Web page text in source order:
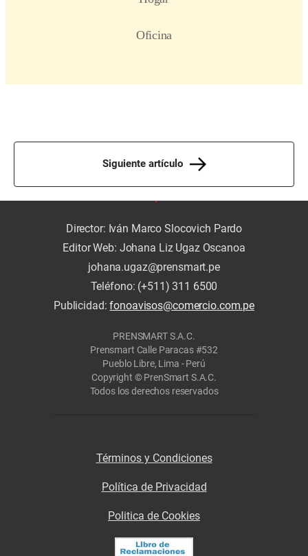
Siguiente artículo
Director: Iván Marco Slocovich Pardo
Editor Web: Johana Liz Ugaz Oscanoa
johana.ugaz@prensmart.pe
Teléfono: (+511) 311 6500
Publicidad:fonoavisos@comercio.com.pe
PRENSMART S.A.C.
Prensmart Calle Paracas #532
Pueblo Libre, Lima - Perú
Copyright © PrenSmart S.A.C.
Todos los derechos reservados
Términos y Condiciones
Política de Privacidad
Politica de Cookies